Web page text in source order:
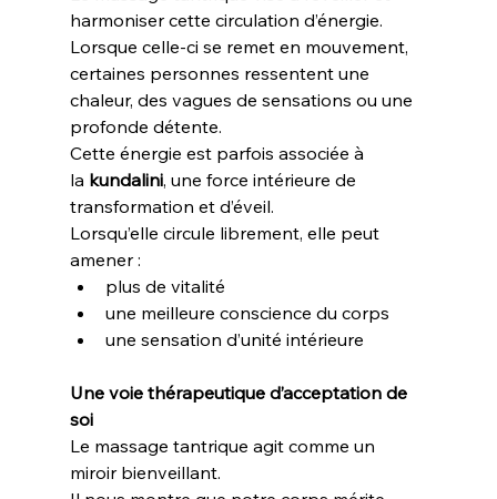
harmoniser cette circulation d’énergie.
Lorsque celle-ci se remet en mouvement,
certaines personnes ressentent une
chaleur, des vagues de sensations ou une
profonde détente.
Cette énergie est parfois associée à
la kundalini, une force intérieure de
transformation et d’éveil.
Lorsqu’elle circule librement, elle peut
amener :
plus de vitalité
une meilleure conscience du corps
une sensation d’unité intérieure
Une voie thérapeutique d’acceptation de
soi
Le massage tantrique agit comme un
miroir bienveillant.